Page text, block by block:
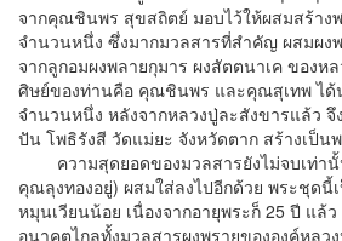
จากคุณชินพร สุขสถิตย์ มอบไว้ให้ผสมสร้า
จำนวนหนึ่ง ซึ่งมากมวลสารที่สำคัญ ผสมผง
จากลูกอมผงพลายกุมาร ผงสัตตนาเค ของห
ศิษย์ของท่านคือ คุณชินพร และคุณสุเทพ ได้
จำนวนหนึ่ง หลังจากหลวงปู่ละสังขารแล้ว จึ
ปัน โพธิรังสี วัดแม่ยะ จังหวัดตาก สร้างเป็น
ความสุดยอดของมวลสารยังไม่จบเท่านั้
คุณลุงทองอยู่) ผสมใส่ลงไปอีกด้วย พระชุดนี้
หมุนเวียนน้อย เนื่องจากอายุพระก็ 25 ปี แล้
อนาคตไกลทั้งมวลสารผงพรายขององค์หลว